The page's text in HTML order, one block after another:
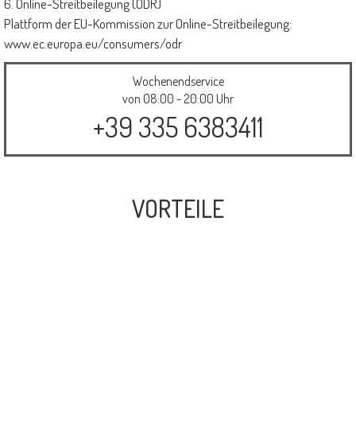
6. Online-Streitbeilegung (ODR)
Plattform der EU-Kommission zur Online-Streitbeilegung:
www.ec.europa.eu/consumers/odr
Wochenendservice
von 08:00 - 20:00 Uhr
+39 335 6383411
VORTEILE